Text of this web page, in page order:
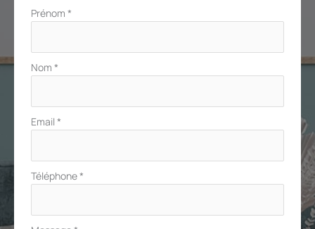
Formulaire
Prénom *
Nom *
Email *
Téléphone*